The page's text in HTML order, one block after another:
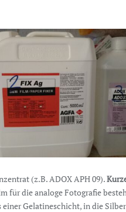
(z.B. ADOX APH 09).
für die analoge Fotografie
einer Gelatineschicht, in die